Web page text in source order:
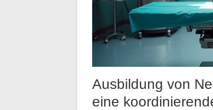
Ausbildung von
eine